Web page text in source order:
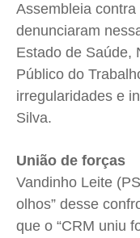
Assembleia
denunciaram
Estado de Saúde,
Público do
irregularidades e
Silva.
União de forças
Vandinho Leite
olhos” desse
que o “CRM uniu